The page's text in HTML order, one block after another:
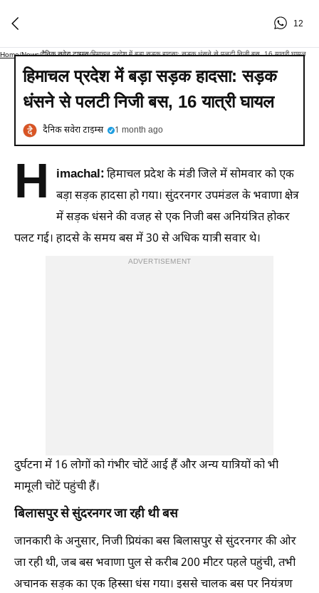
12
Home/News/दैनिक सवेरा टाइम्स/हिमाचल प्रदेश में बड़ा सड़क हादसा: सड़क धंसने से पलटी निजी बस, 16 यात्री घायल
हिमाचल प्रदेश में बड़ा सड़क हादसा: सड़क
धंसने से पलटी निजी बस, 16 यात्री घायल
दैनिक सवेरा टाइम्स 1 month ago
H imachal:हिमाचल प्रदेश के मंडी जिले में सोमवार को एक
बड़ा सड़क हादसा हो गया। सुंदरनगर उपमंडल के भवाणा क्षेत्र
में सड़क धंसने की वजह से एक निजी बस अनियंत्रित होकर
पलट गई। हादसे के समय बस में 30 से अधिक यात्री सवार थे।
ADVERTISEMENT
दुर्घटना में 16 लोगों को गंभीर चोटें आई हैं और अन्य यात्रियों को भी
मामूली चोटें पहुंची हैं।
बिलासपुर से सुंदरनगर जा रही थी बस
जानकारी के अनुसार, निजी प्रियंका बस बिलासपुर से सुंदरनगर की ओर
जा रही थी, जब बस भवाणा पुल से करीब 200 मीटर पहले पहुंची, तभी
अचानक सड़क का एक हिस्सा धंस गया। इससे चालक बस पर नियंत्रण